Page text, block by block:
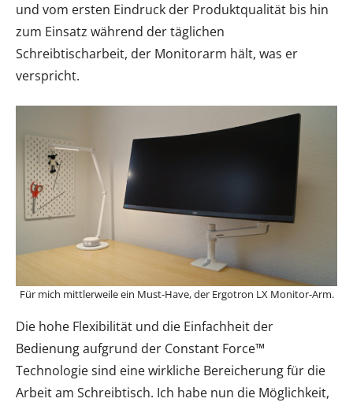
und vom ersten Eindruck der Produktqualität bis hin
zum Einsatz während der täglichen
Schreibtischarbeit, der Monitorarm hält, was er
verspricht.
Für mich mittlerweile ein Must-Have, der Ergotron LX Monitor-Arm.
Die hohe Flexibilität und die Einfachheit der
Bedienung aufgrund der Constant Force™
Technologie sind eine wirkliche Bereicherung für die
Arbeit am Schreibtisch. Ich habe nun die Möglichkeit,